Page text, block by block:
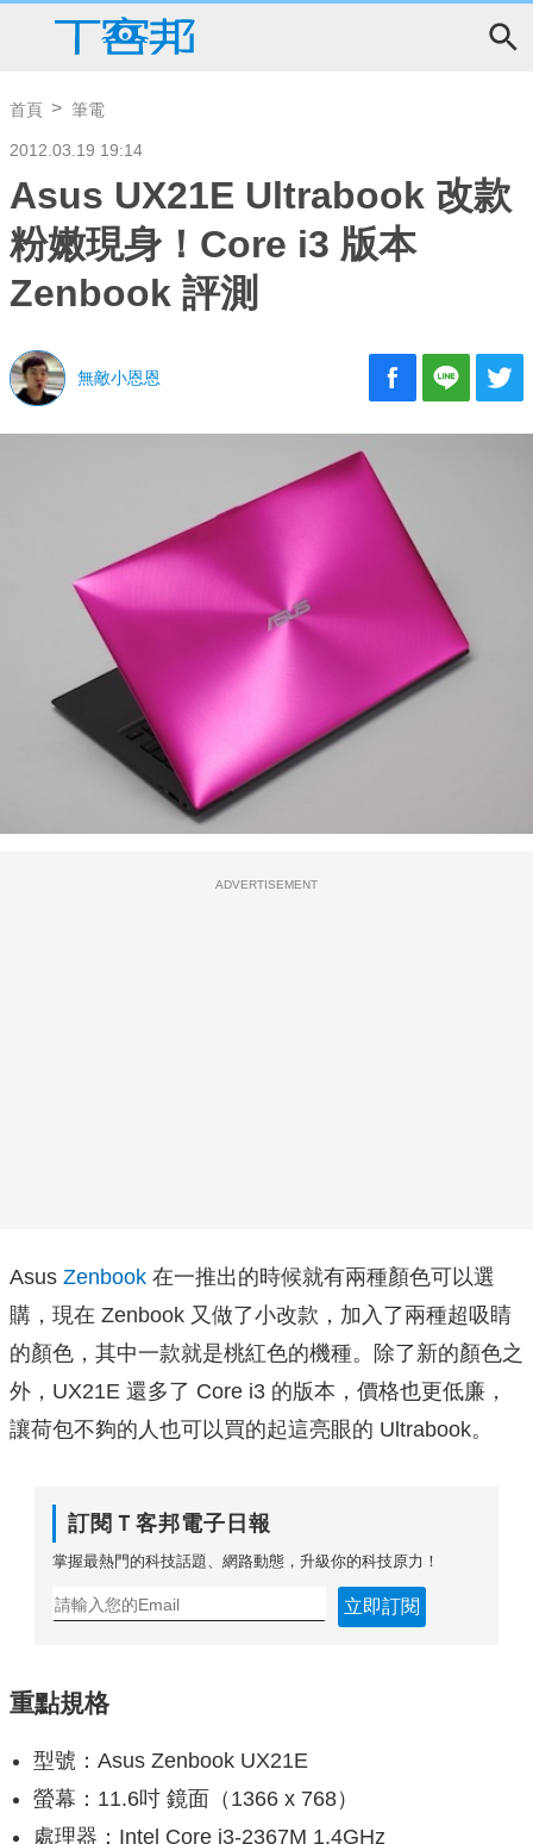
首頁 筆電
2012.03.19 19:14
Asus UX21E Ultrabook 改款
粉嫩現身！Core i3 版本
Zenbook 評測
無敵小恩恩
ADVERTISEMENT
Asus Zenbook 在一推出的時候就有兩種顏色可以選
購，現在 Zenbook 又做了小改款，加入了兩種超吸睛
的顏色，其中一款就是桃紅色的機種。除了新的顏色之
外，UX21E 還多了 Core i3 的版本，價格也更低廉，
讓荷包不夠的人也可以買的起這亮眼的 Ultrabook。
訂閱Ｔ客邦電子日報
掌握最熱門的科技話題、網路動態，升級你的科技原力！
立即訂閱
重點規格
型號：Asus Zenbook UX21E
螢幕：11.6吋 鏡面（1366 x 768）
處理器：Intel Core i3-2367M 1.4GHz